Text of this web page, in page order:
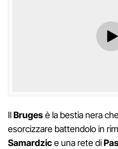
IlBrugesè la bestia nera
esorcizzare battendolo in
Samardzice una rete di